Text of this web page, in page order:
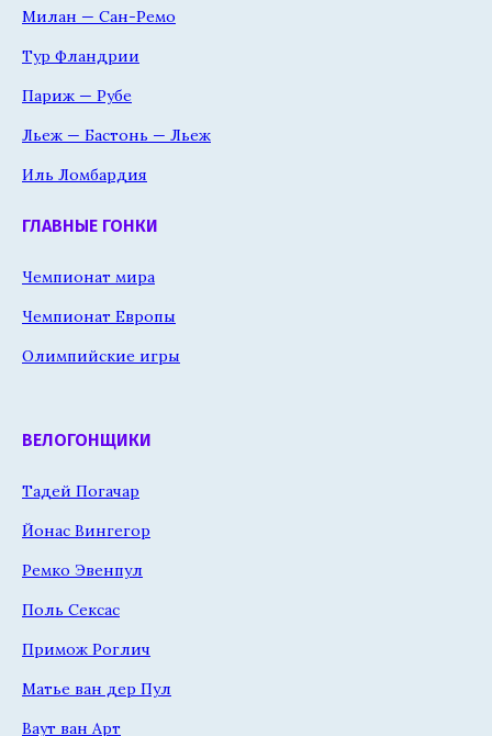
Милан — Сан-Ремо
Тур Фландрии
Париж — Рубе
Льеж — Бастонь — Льеж
Иль Ломбардия
ГЛАВНЫЕ ГОНКИ
Чемпионат мира
Чемпионат Европы
Олимпийские игры
ВЕЛОГОНЩИКИ
Тадей Погачар
Йонас Вингегор
Ремко Эвенпул
Поль Сексас
Примож Роглич
Матье ван дер Пул
Ваут ван Арт